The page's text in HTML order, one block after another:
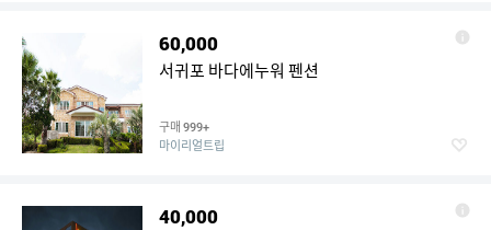
60,000
서귀포 바다에누워 펜션
구매 999+
마이리얼트립
40,000